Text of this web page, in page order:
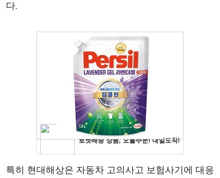
다.
특히 현대해상은 자동차 고의사고 보험사기에 대응